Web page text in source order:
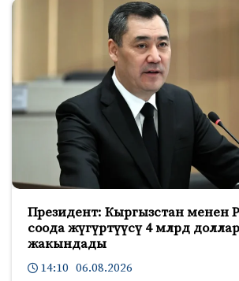
Президент: Кыргызстан менен
соода жүгүртүүсү 4 млрд
жакындады
14:10 06.08.2026